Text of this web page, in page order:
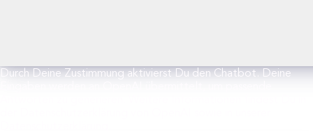
Durch Deine Zustimmung aktivierst Du den Chatbot. Deine